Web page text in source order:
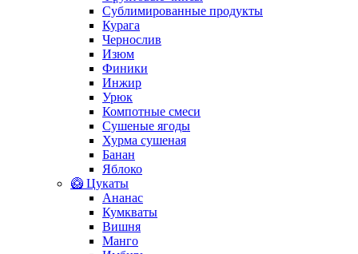
Сублимированные продукты
Курага
Чернослив
Изюм
Финики
Инжир
Урюк
Компотные смеси
Сушеные ягоды
Хурма сушеная
Банан
Яблоко
🥝 Цукаты
Ананас
Кумкваты
Вишня
Манго